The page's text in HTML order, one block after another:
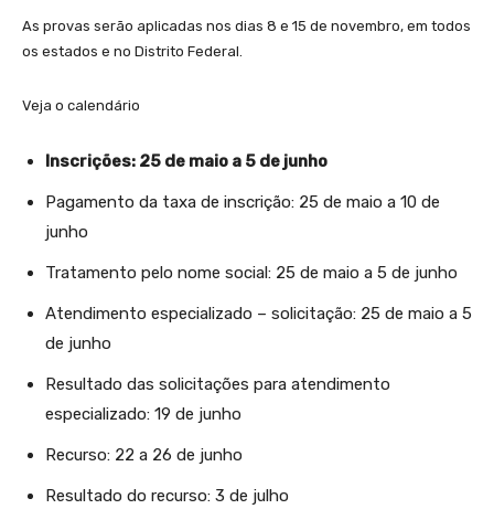
As provas serão aplicadas nos dias 8 e 15 de novembro, em todos
os estados e no Distrito Federal.
Veja o calendário
Inscrições: 25 de maio a 5 de junho
Pagamento da taxa de inscrição: 25 de maio a 10 de
junho
Tratamento pelo nome social: 25 de maio a 5 de junho
Atendimento especializado – solicitação: 25 de maio a 5
de junho
Resultado das solicitações para atendimento
especializado: 19 de junho
Recurso: 22 a 26 de junho
Resultado do recurso: 3 de julho